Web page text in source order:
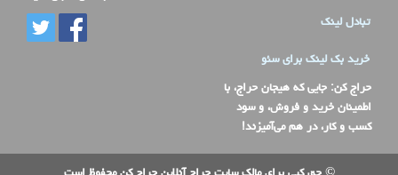
تبادل لینک
خرید بک لینک برای سئو
حراج کن: جایی که هیجان حراج، با
اطمینان خرید و فروش، و سود
کسب و کار، در هم می‌آمیزند!